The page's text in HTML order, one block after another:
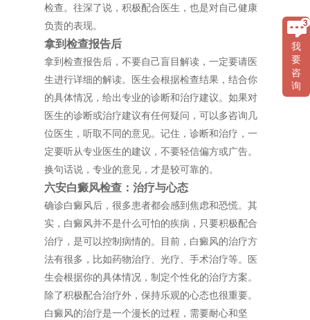
检查。往深了说，积极配合医生，也是对自己健康
负责的表现。
拿到检查报告后
拿到检查报告后，不要自己盲目解读，一定要请医
生进行详细的解读。医生会根据检查结果，结合你
的具体情况，给出专业的诊断和治疗建议。如果对
医生的诊断或治疗建议有任何疑问，可以多咨询几
位医生，听取不同的意见。记住，诊断和治疗，一
定要听从专业医生的建议，不要轻信偏方或广告。
换句话说，专业的意见，才是较可靠的。
六安白癜风检查：治疗与心态
确诊白癜风后，很多患者都会感到焦虑和恐慌。其
实，白癜风并不是什么可怕的疾病，只要积极配合
治疗，是可以控制病情的。目前，白癜风的治疗方
法有很多，比如药物治疗、光疗、手术治疗等。医
生会根据你的具体情况，制定个性化的治疗方案。
除了积极配合治疗外，保持乐观的心态也很重要。
白癜风的治疗是一个漫长的过程，需要耐心和坚
我
要
咨
询